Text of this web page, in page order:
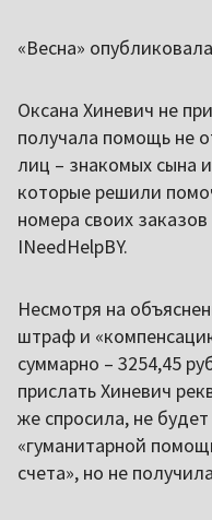
«Весна»
Оксана Хиневич не
получала помощь не
лиц – знакомых сына
которые решили
номера своих
INeedHelpBY.
Несмотря на
штраф и
суммарно – 3254,45
прислать Хиневич
же спросила, не
«гуманитарной
счета», но не